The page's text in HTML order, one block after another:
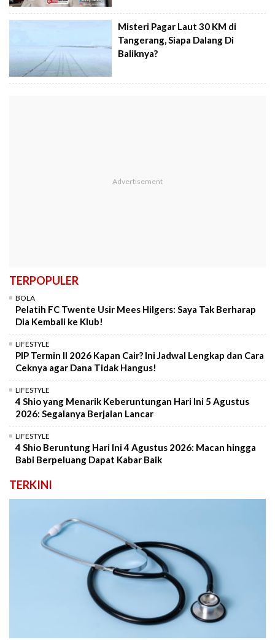
Misteri Pagar Laut 30 KM di
Tangerang, Siapa Dalang Di
Baliknya?
TERPOPULER
BOLA
Pelatih FC Twente Usir Mees Hilgers: Saya Tak Berharap
Dia Kembali ke Klub!
LIFESTYLE
PIP Termin II 2026 Kapan Cair? Ini Jadwal Lengkap dan Cara
Ceknya agar Dana Tidak Hangus!
LIFESTYLE
4 Shio yang Menarik Keberuntungan Hari Ini 5 Agustus
2026: Segalanya Berjalan Lancar
LIFESTYLE
4 Shio Beruntung Hari Ini 4 Agustus 2026: Macan hingga
Babi Berpeluang Dapat Kabar Baik
TERKINI